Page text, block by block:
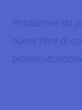
Produzione da
nuove fibre di